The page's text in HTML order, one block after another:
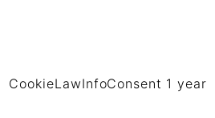
CookieLawInfoConsent 1 year